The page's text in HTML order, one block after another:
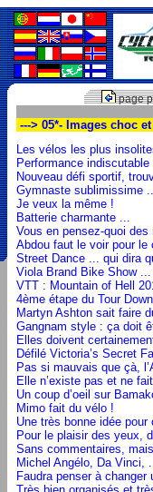
page
---> 05*- Images choc
Les vélos les plus
Performance indiscutable
Nouveau défi sportif,
Gymnaste sublimissime
Je veux la même !
Batterie charmante ...
Vous en pensez-quoi des
Abdou faut le voir pour le
Street Dance ... qui dira
Viola Brand Bike Show
VTT : Mountain of Hell
4ème étape du Tour
Martyn Ashton sait faire
Gangnam style : ça doit
Elles doivent
Défilé Victoria’s Secret
Pas si mauvais que çà,
Elle n’existe pas et ne
Un coup d’oeil sur
Mimo fait du vélo !
Une très bonne idée
Pour le plaisir des yeux,
Sans commentaires,
Michel Angélo, Da
Faudra penser à